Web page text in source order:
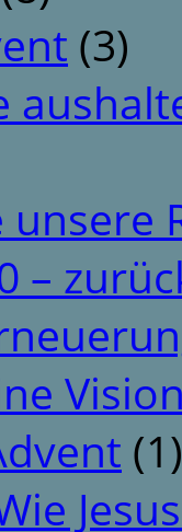
(3)
unsere
–
(1)